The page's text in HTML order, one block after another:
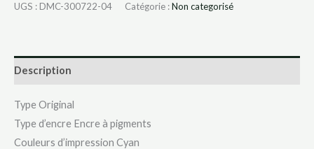
UGS : DMC-300722-04 Catégorie :Non categorisé
Description
Type Original
Type d’encre Encre à pigments
Couleurs d’impression Cyan